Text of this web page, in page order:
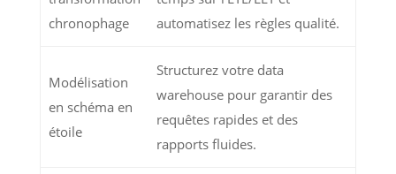
chronophage
automatisez les règles qualité.
Modélisation
en schéma en
étoile
Structurez votre data
warehouse pour garantir des
requêtes rapides et des
rapports fluides.